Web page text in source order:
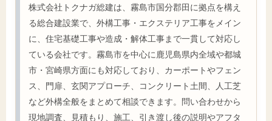
株式会社トクナガ総建は、霧島市国分郡田に拠点を構え
る総合建設業で、外構工事・エクステリア工事をメイン
に、住宅基礎工事や造成・解体工事まで一貫して対応し
ている会社です。霧島市を中心に鹿児島県内全域や都城
市・宮崎県方面にも対応しており、カーポートやフェン
ス、門扉、玄関アプローチ、コンクリート土間、人工芝
など外構全般をまとめて相談できます。問い合わせから
現地調査、見積もり、施工、引き渡し後の説明やアフタ